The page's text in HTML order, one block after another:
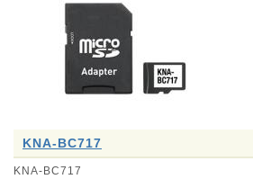
KNA-BC717
KNA-BC717